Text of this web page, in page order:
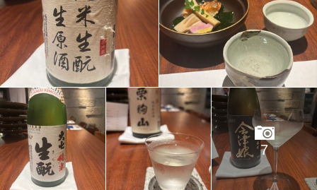
7